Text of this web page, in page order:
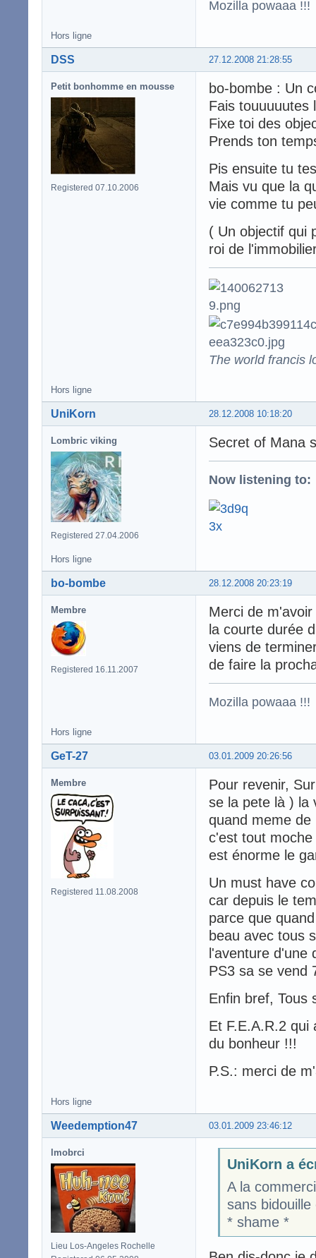
Mozilla powaaa !!!
Hors ligne
27.12.2008 21:28:55
DSS
Petit bonhomme en mousse
Registered 07.10.2006
bo-bombe : Un
Fais touuuuutes
Fixe toi des
Prends ton
Pis ensuite tu
Mais vu que la
vie comme tu
( Un objectif qui
roi de
The world francis
Hors ligne
28.12.2008 10:18:20
UniKorn
Lombric viking
Registered 27.04.2006
Secret of Mana
Now listening to:
Hors ligne
28.12.2008 20:23:19
bo-bombe
Membre
Registered 16.11.2007
Merci de
la courte durée
viens de
de faire la
Mozilla powaaa !!!
Hors ligne
03.01.2009 20:26:56
GeT-27
Membre
Registered 11.08.2008
Pour revenir,
se la pete là ) la
quand meme de
c'est tout
est énorme le
Un must have
car depuis le
parce que
beau avec tous
l'aventure d'une
PS3 sa se vend
Enfin bref, Tous
Et F.E.A.R.2 qui
du bonheur !!!
P.S.: merci de
Hors ligne
03.01.2009 23:46:12
Weedemption47
lmobrci
Lieu Los-Angeles Rochelle
UniKorn a
A la
sans
* shame *